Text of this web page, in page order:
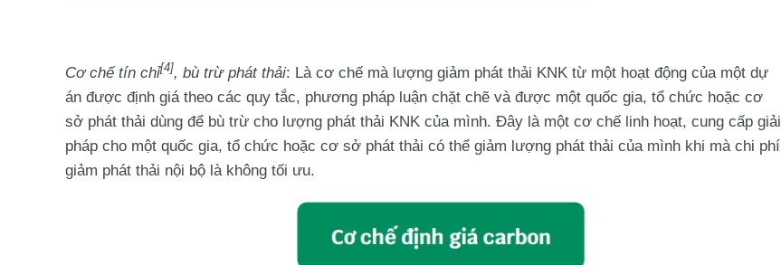
Cơ chế tín chỉ[4], bù trừ phát thải: Là cơ chế mà lượng giảm phát thải KNK từ một hoạt động của một dự
án được định giá theo các quy tắc, phương pháp luận chặt chẽ và được một quốc gia, tổ chức hoặc cơ
sở phát thải dùng để bù trừ cho lượng phát thải KNK của mình. Đây là một cơ chế linh hoạt, cung cấp giải
pháp cho một quốc gia, tổ chức hoặc cơ sở phát thải có thể giảm lượng phát thải của mình khi mà chi phí
giảm phát thải nội bộ là không tối ưu.